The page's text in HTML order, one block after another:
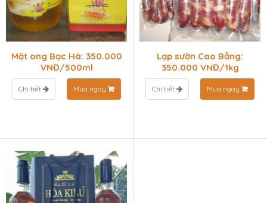
Mật ong Bạc Hà: 350.000
VNĐ/500ml
Chi tiết Mua ngay
Lạp sườn Cao Bằng:
350.000 VNĐ/1kg
Chi tiết Mua ngay